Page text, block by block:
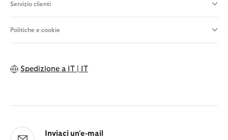
Servizio clienti
Politiche e cookie
Spedizione a IT | IT
Inviaci un'e-mail